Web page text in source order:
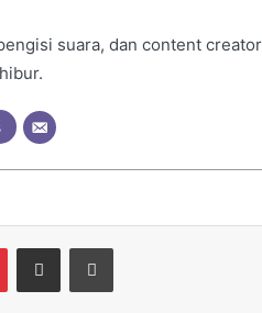
suara, dan content
PinterestShare via Email Print